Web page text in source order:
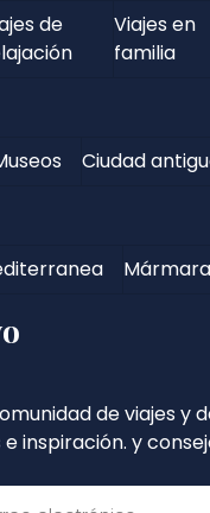
de
Viajes en
familia
Ciudad
Mármara
de viajes
inspiración. y